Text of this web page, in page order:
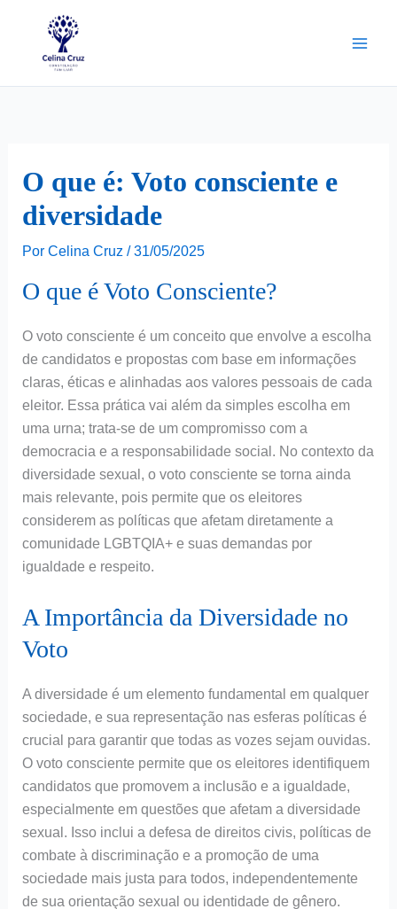
O que é: Voto consciente e
diversidade
Por Celina Cruz / 31/05/2025
O que é Voto Consciente?
O voto consciente é um conceito que envolve a escolha
de candidatos e propostas com base em informações
claras, éticas e alinhadas aos valores pessoais de cada
eleitor. Essa prática vai além da simples escolha em
uma urna; trata-se de um compromisso com a
democracia e a responsabilidade social. No contexto da
diversidade sexual, o voto consciente se torna ainda
mais relevante, pois permite que os eleitores
considerem as políticas que afetam diretamente a
comunidade LGBTQIA+ e suas demandas por
igualdade e respeito.
A Importância da Diversidade no
Voto
A diversidade é um elemento fundamental em qualquer
sociedade, e sua representação nas esferas políticas é
crucial para garantir que todas as vozes sejam ouvidas.
O voto consciente permite que os eleitores identifiquem
candidatos que promovem a inclusão e a igualdade,
especialmente em questões que afetam a diversidade
sexual. Isso inclui a defesa de direitos civis, políticas de
combate à discriminação e a promoção de uma
sociedade mais justa para todos, independentemente
de sua orientação sexual ou identidade de gênero.